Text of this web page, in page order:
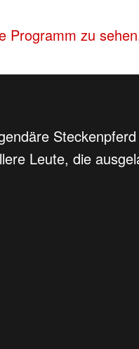
Programm zu
Leute, die